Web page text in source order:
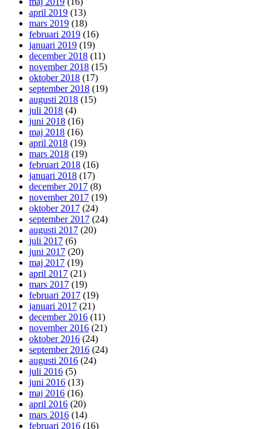
april 2019 (13)
mars 2019 (18)
februari 2019 (16)
januari 2019 (19)
december 2018 (11)
november 2018 (15)
oktober 2018 (17)
september 2018 (19)
augusti 2018 (15)
juli 2018 (4)
juni 2018 (16)
maj 2018 (16)
april 2018 (19)
mars 2018 (19)
februari 2018 (16)
januari 2018 (17)
december 2017 (8)
november 2017 (19)
oktober 2017 (24)
september 2017 (24)
augusti 2017 (20)
juli 2017 (6)
juni 2017 (20)
maj 2017 (19)
april 2017 (21)
mars 2017 (19)
februari 2017 (19)
januari 2017 (21)
december 2016 (11)
november 2016 (21)
oktober 2016 (24)
september 2016 (24)
augusti 2016 (24)
juli 2016 (5)
juni 2016 (13)
maj 2016 (16)
april 2016 (20)
mars 2016 (14)
februari 2016 (16)